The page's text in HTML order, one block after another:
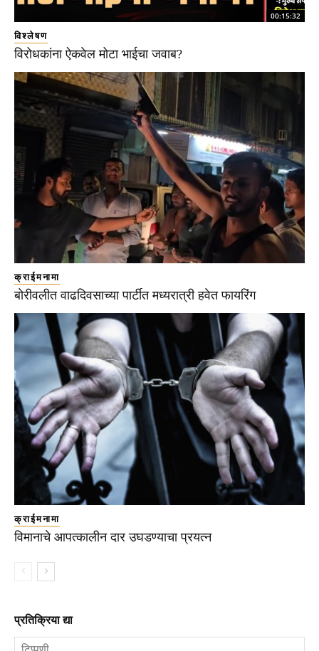
00:15:32
विश्लेषण
विरोधकांना ऐकवेल मोटा भाईचा जवाब?
क्राईमनामा
बोरीवलीत वाढदिवसाच्या पार्टीत मध्यरात्री हवेत फायरिंग
क्राईमनामा
विमानाचे आपत्कालीन दार उघडण्याचा प्रयत्न
प्रतिक्रिया द्या